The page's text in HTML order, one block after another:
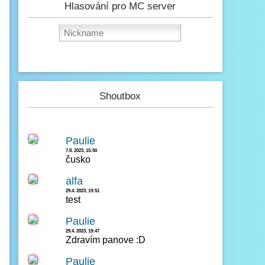
Hlasování pro MC server
Shoutbox
Paulie
7.8. 2023, 15:50
čusko
alfa
29.4. 2023, 19:51
test
Paulie
29.4. 2023, 19:47
Zdravím panove :D
Paulie